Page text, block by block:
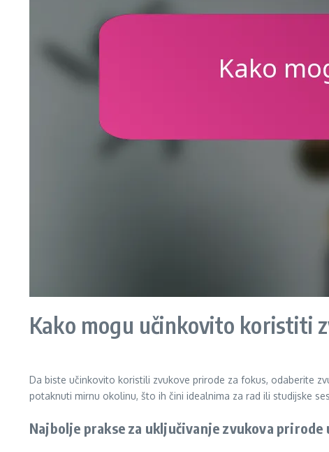
Kako mogu učinkovito koristiti
Da biste učinkovito koristili zvukove prirode za fokus, odaberite
potaknuti mirnu okolinu, što ih čini idealnima za rad ili studijske
Najbolje prakse za uključivanje zvukova prirode